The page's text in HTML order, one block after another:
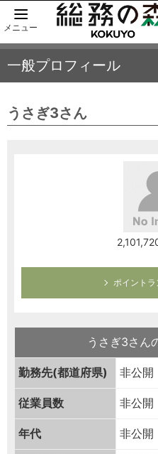
メニュー
一般プロフィール
うさぎ3さん
ポイント
うさぎ3さん
勤務先(都道府県) 非公開
従業員数 非公開
年代 非公開